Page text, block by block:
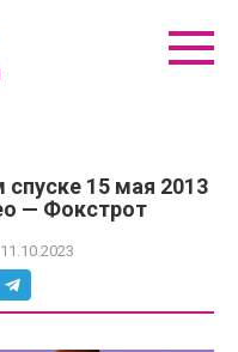
15 мая 2013
— Фокстрот
11.10.2023